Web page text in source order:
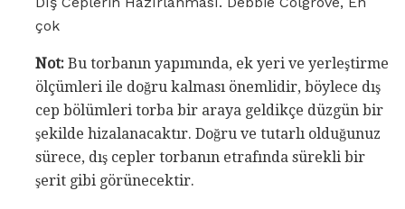
çok
Not: Bu torbanın yapımında, ek yeri ve yerleştirme
ölçümleri ile doğru kalması önemlidir, böylece dış
cep bölümleri torba bir araya geldikçe düzgün bir
şekilde hizalanacaktır. Doğru ve tutarlı olduğunuz
sürece, dış cepler torbanın etrafında sürekli bir
şerit gibi görünecektir.